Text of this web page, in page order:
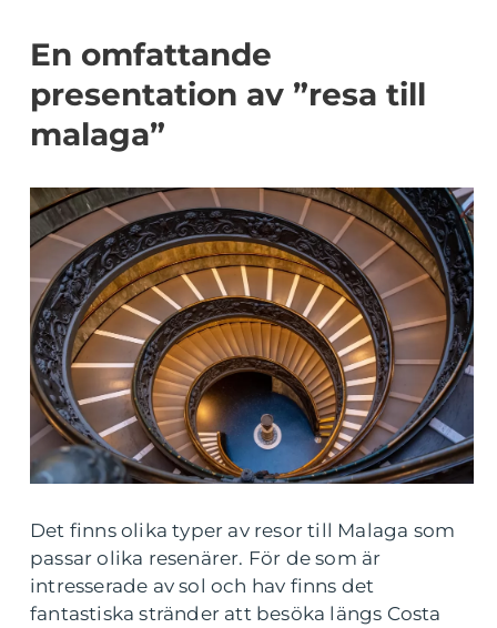
En omfattande
presentation av ”resa till
malaga”
Det finns olika typer av resor till Malaga som
passar olika resenärer. För de som är
intresserade av sol och hav finns det
fantastiska stränder att besöka längs Costa